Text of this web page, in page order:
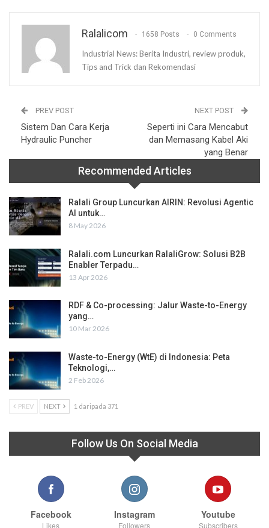
Ralalicom 1658 Posts 0 Comments
Industrial News: Berita Industri, review produk,
Tips and Trick dan Rekomendasi
PREV POST
Sistem Dan Cara Kerja
Hydraulic Puncher
NEXT POST
Seperti ini Cara Mencabut
dan Memasang Kabel Aki
yang Benar
Recommended Articles
Ralali Group Luncurkan AIRIN: Revolusi Agentic
AI untuk…
8 May 2026
Ralali.com Luncurkan RalaliGrow: Solusi B2B
Enabler Terpadu…
13 Apr 2026
RDF & Co-processing: Jalur Waste-to-Energy
yang…
10 Mar 2026
Waste-to-Energy (WtE) di Indonesia: Peta
Teknologi,…
2 Feb 2026
PREV NEXT 1 daripada 371
Follow Us On Social Media
Facebook
Likes
Instagram
Followers
Youtube
Subscribers